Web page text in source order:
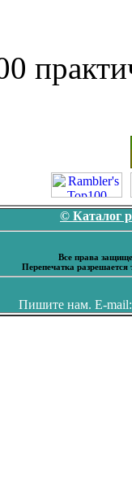
© Каталог
Все права
Перепечатка
Пишите нам. E-